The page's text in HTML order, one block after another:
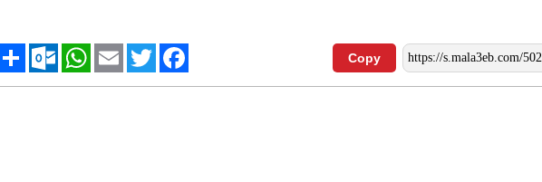
Copy
Facebook
Twitter
Email
WhatsApp